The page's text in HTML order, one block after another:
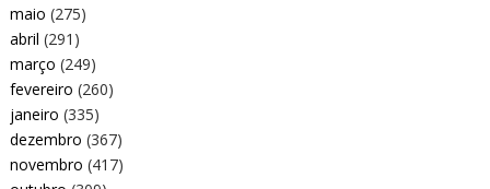
maio (275)
abril (291)
março (249)
fevereiro (260)
janeiro (335)
dezembro (367)
novembro (417)